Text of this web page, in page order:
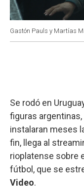
Gastón Pauls y Martías
Se rodó en
figuras
instalaran meses
fin, llega al
rioplatense sobre
fútbol, que se
Video.